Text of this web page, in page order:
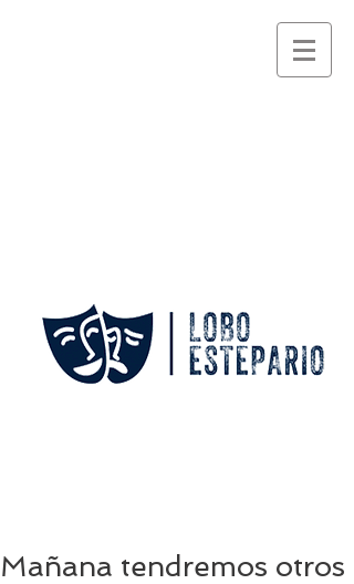
Mañana tendremos otros